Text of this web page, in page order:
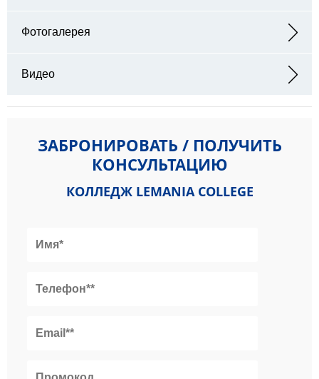
Lausanne Switzerland
Фотогалерея
Видео
ЗАБРОНИРОВАТЬ / ПОЛУЧИТЬ
КОНСУЛЬТАЦИЮ
КОЛЛЕДЖ LEMANIA COLLEGE